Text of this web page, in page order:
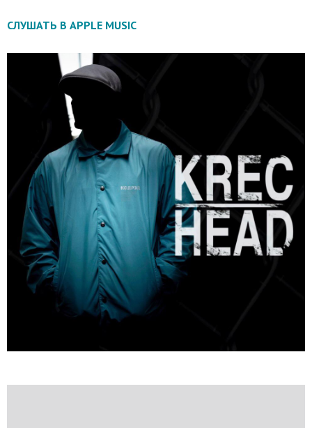
СЛУШАТЬ В APPLE MUSIC